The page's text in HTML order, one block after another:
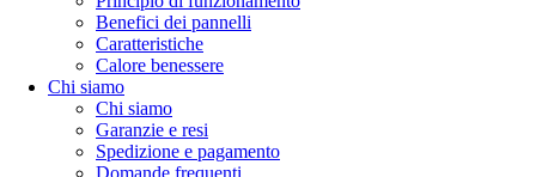
Benefici dei pannelli
Caratteristiche
Calore benessere
Chi siamo
Chi siamo
Garanzie e resi
Spedizione e pagamento
Domande frequenti